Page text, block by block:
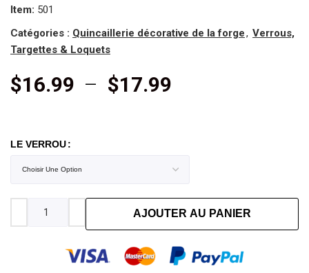
Item: 501
Catégories : Quincaillerie décorative de la forge, Verrous,
Targettes & Loquets
$16.99 – $17.99
LE VERROU
AJOUTER AU PANIER